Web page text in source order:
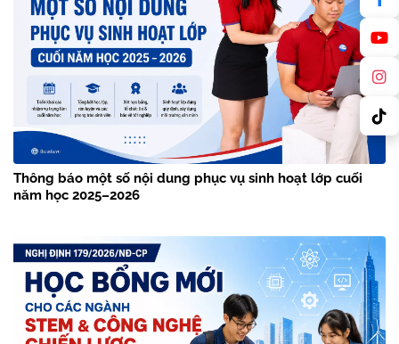
Thông báo một số nội dung phục vụ sinh hoạt lớp cuối
năm học 2025–2026